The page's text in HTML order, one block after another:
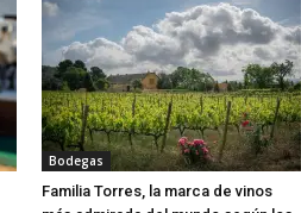
Bodegas
Familia Torres, la marca de vinos